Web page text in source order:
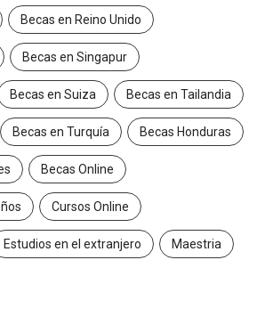
Becas en Reino Unido
Becas en Singapur
Becas en Suiza Becas en Tailandia
Becas en Turquía Becas Honduras
Becas Online
Cursos Online
Estudios en el extranjero Maestria